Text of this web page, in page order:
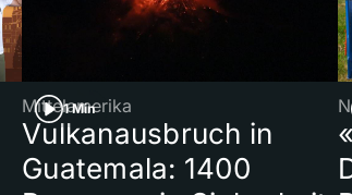
1 Min
Mittelamerika
Vulkanausbruch in
Guatemala: 1400